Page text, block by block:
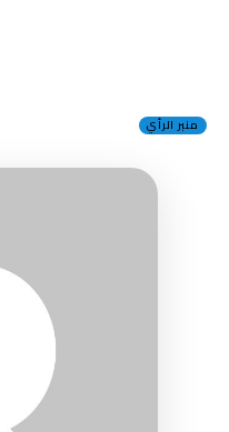
منبر الرأي